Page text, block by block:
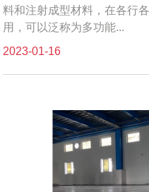
料和注射成型材料，在各行
用，可以泛称为多功能...
2023-01-16